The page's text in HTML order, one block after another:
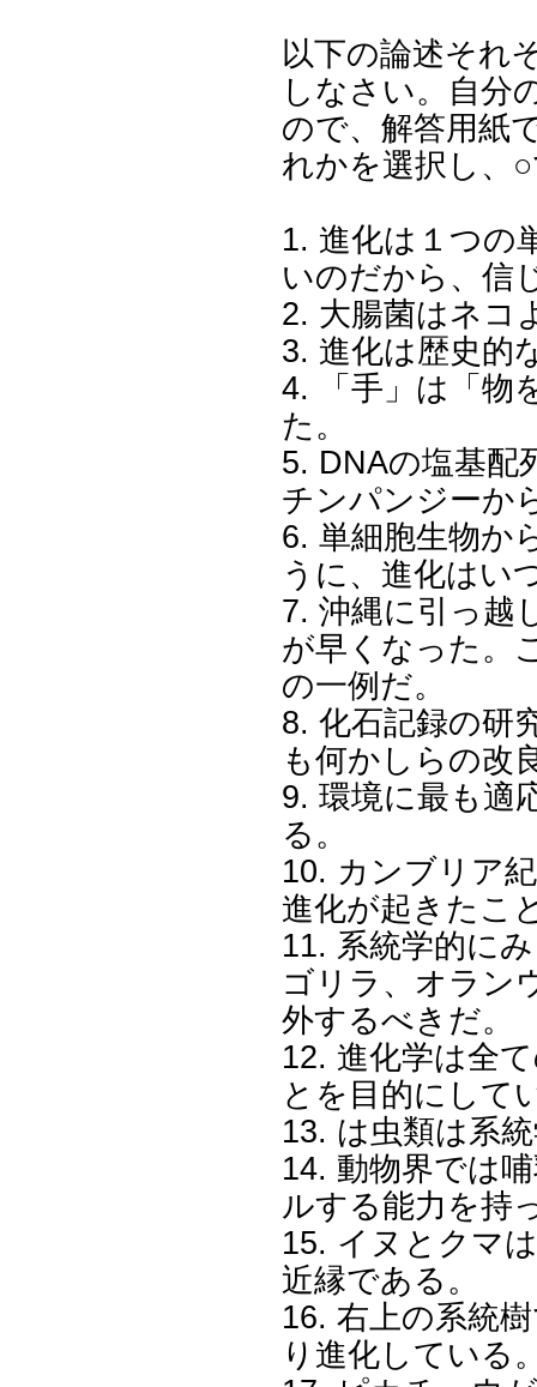
以下の論述それ
しなさい。自分
ので、解答用紙
れかを選択し、
1. 進化は１つの
いのだから、信
2. 大腸菌はネコ
3. 進化は歴史的
4. 「手」は「物
た。
5. DNAの塩基配
チンパンジーか
6. 単細胞生物か
うに、進化はい
7. 沖縄に引っ越
が早くなった。
の一例だ。
8. 化石記録の研
も何かしらの改
9. 環境に最も適
る。
10. カンブリア
進化が起きたこ
11. 系統学的に
ゴリラ、オラン
外するべきだ。
12. 進化学は全
とを目的にして
13. は虫類は系
14. 動物界では
ルする能力を持
15. イヌとクマ
近縁である。
16. 右上の系統
り進化している